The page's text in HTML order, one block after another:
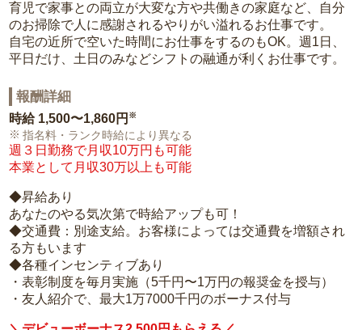
育児で家事との両立が大変な方や共働きの家庭など、自分
のお掃除で人に感謝されるやりがい溢れるお仕事です。
自宅の近所で空いた時間にお仕事をするのもOK。週1日、
平日だけ、土日のみなどシフトの融通が利くお仕事です。
報酬詳細
時給 1,500〜1,860円 ※
指名料・ランク時給により異なる
週３日勤務で月収10万円も可能
本業として月収30万以上も可能
◆昇給あり
あなたのやる気次第で時給アップも可！
◆交通費：別途支給。お客様によっては交通費を増額され
る方もいます
◆各種インセンティブあり
・表彰制度を毎月実施（5千円〜1万円の報奨金を授与）
・友人紹介で、最大1万7000千円のボーナス付与